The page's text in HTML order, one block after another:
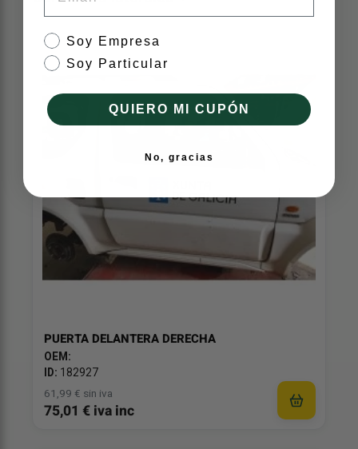
PUERTA DELANTERA DERECHA
OEM:
ID: 182927
61,99 € sin iva
75,01 € iva inc
tipo de cliente
Soy Empresa
Soy Particular
QUIERO MI CUPÓN
No, gracias